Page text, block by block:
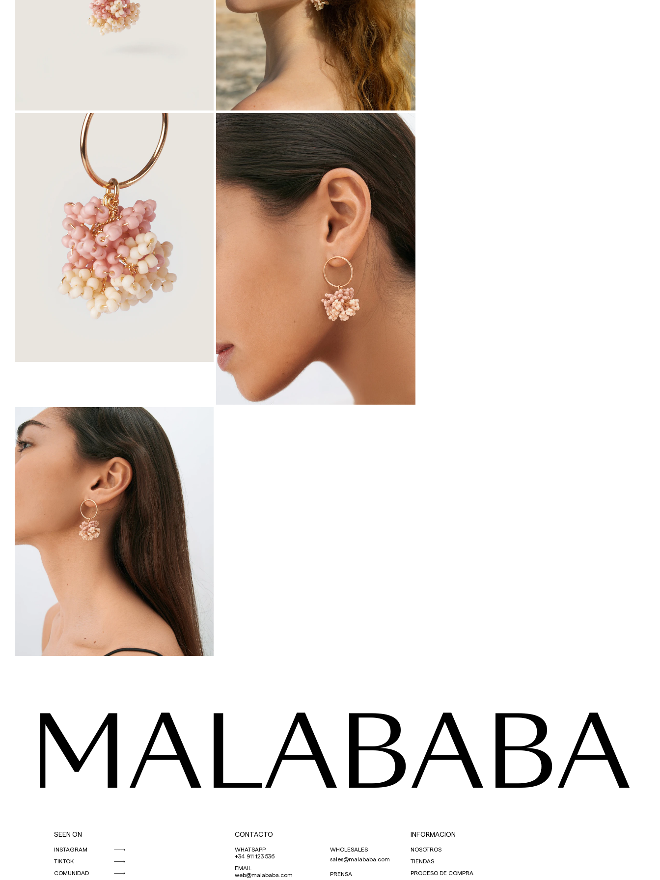
MALABABA
SEEN ON
INSTAGRAM
TIKTOK
COMUNIDAD
CONTACTO
WHATSAPP
+34 911 123 536
EMAIL
web@malababa.com
WHOLESALES
sales@malababa.com
PRENSA
INFORMACION
NOSOTROS
TIENDAS
PROCESO DE COMPRA